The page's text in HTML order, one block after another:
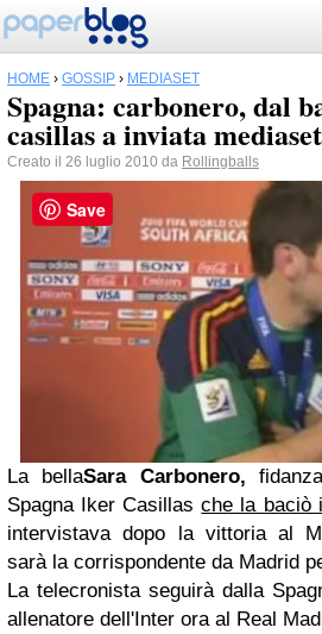
HOME › GOSSIP › MEDIASET
Spagna: carbonero, dal
casillas a inviata mediaset
Creato il 26 luglio 2010 da Rollingballs
La bellaSara Carbonero,
Spagna Iker Casillas che la baciò
intervistava dopo la vittoria al
sarà la corrispondente da Madrid
La telecronista seguirà dalla
allenatore dell'Inter ora al Real
Save